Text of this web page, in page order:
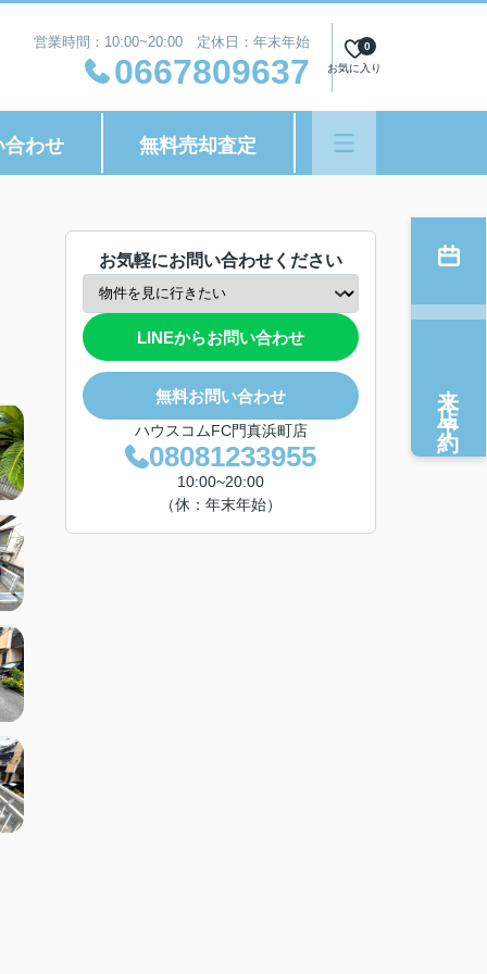
営業時間：10:00~20:00 定休日：年末年始
0667809637 お気に入り
0
合わせ 無料売却査定
お気軽にお問い合わせください
LINEからお問い合わせ
無料お問い合わせ
ハウスコムFC門真浜町店
08081233955
10:00~20:00
（休：年末年始）
来店予約